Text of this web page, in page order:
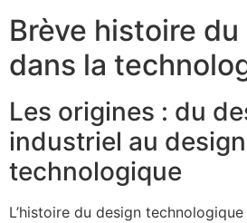
Brève histoire
dans la
Les origines : du
industriel au design
technologique
L’histoire du design